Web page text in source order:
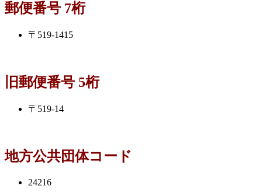
郵便番号 7桁
〒519-1415
旧郵便番号 5桁
〒519-14
地方公共団体コード
24216